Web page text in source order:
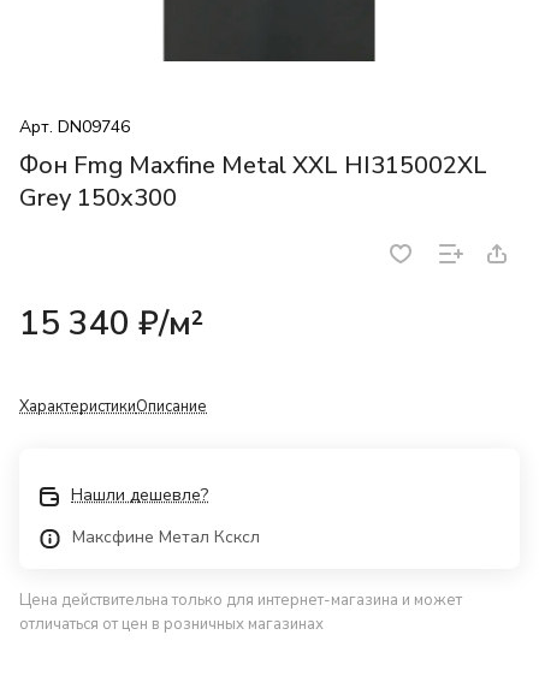
Арт. DN09746
Фон Fmg Maxfine Metal XXL HI315002XL
Grey 150x300
15 340 ₽/м²
ХарактеристикиОписание
Нашли дешевле?
Максфине Метал Ксксл
Цена действительна только для интернет-магазина и может
отличаться от цен в розничных магазинах